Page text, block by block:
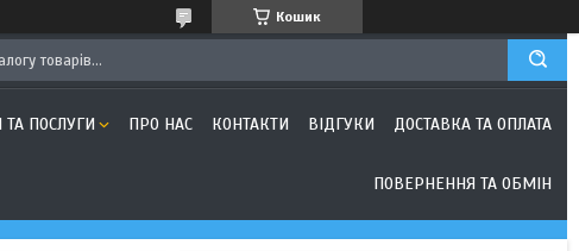
Кошик
ПОСЛУГИ ПРО НАС КОНТАКТИ ВІДГУКИ ДОСТАВКА ТА ОПЛАТА
ПОВЕРНЕННЯ ТА ОБМІН